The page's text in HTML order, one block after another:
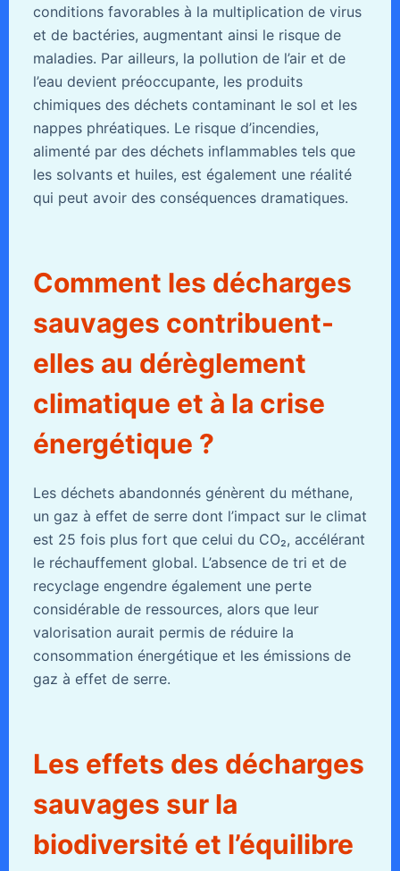
conditions favorables à la multiplication de virus
et de bactéries, augmentant ainsi le risque de
maladies. Par ailleurs, la pollution de l’air et de
l’eau devient préoccupante, les produits
chimiques des déchets contaminant le sol et les
nappes phréatiques. Le risque d’incendies,
alimenté par des déchets inflammables tels que
les solvants et huiles, est également une réalité
qui peut avoir des conséquences dramatiques.
Comment les décharges
sauvages contribuent-
elles au dérèglement
climatique et à la crise
énergétique ?
Les déchets abandonnés génèrent du méthane,
un gaz à effet de serre dont l’impact sur le climat
est 25 fois plus fort que celui du CO₂, accélérant
le réchauffement global. L’absence de tri et de
recyclage engendre également une perte
considérable de ressources, alors que leur
valorisation aurait permis de réduire la
consommation énergétique et les émissions de
gaz à effet de serre.
Les effets des décharges
sauvages sur la
biodiversité et l’équilibre